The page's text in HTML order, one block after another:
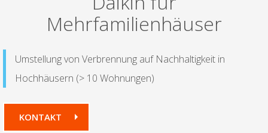
Mehrfamilienhäuser
Umstellung von Verbrennung auf Nachhaltigkeit in
Hochhäusern (> 10 Wohnungen)
KONTAKT